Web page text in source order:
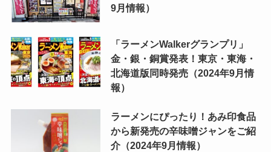
9月情報）
「ラーメンWalkerグランプリ」
金・銀・銅賞発表！東京・東海・
北海道版同時発売（2024年9月情
報）
ラーメンにぴったり！あみ印食品
から新発売の辛味噌ジャンをご紹
介（2024年9月情報）